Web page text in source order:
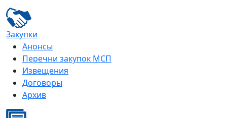
Закупки
Анонсы
Перечни закупок МСП
Извещения
Договоры
Архив